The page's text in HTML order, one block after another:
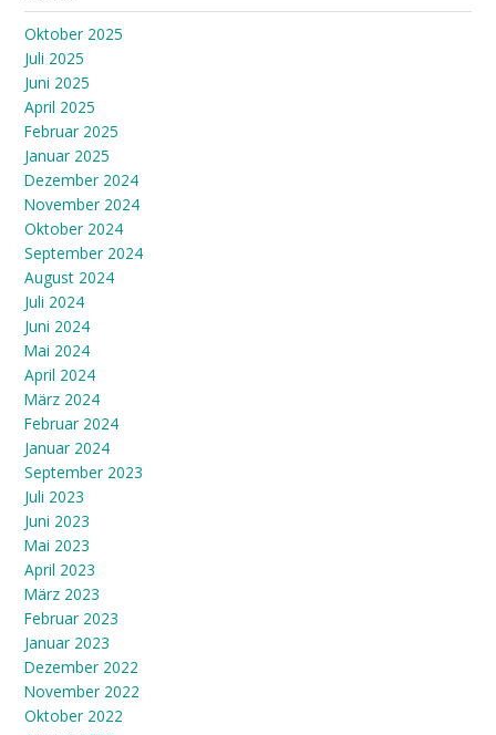
Oktober 2025
Juli 2025
Juni 2025
April 2025
Februar 2025
Januar 2025
Dezember 2024
November 2024
Oktober 2024
September 2024
August 2024
Juli 2024
Juni 2024
Mai 2024
April 2024
März 2024
Februar 2024
Januar 2024
September 2023
Juli 2023
Juni 2023
Mai 2023
April 2023
März 2023
Februar 2023
Januar 2023
Dezember 2022
November 2022
Oktober 2022